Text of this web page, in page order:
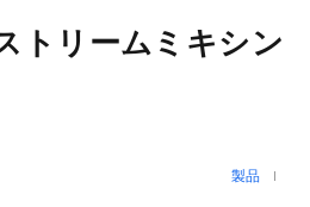
トリームミキシン
製品